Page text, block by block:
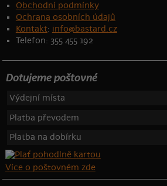
Obchodní podmínky
Ochrana osobních údajů
Kontakt: info@bastard.cz
Telefon: 355 455 192
Dotujeme poštovné
Výdejní místa
Platba převodem
Platba na dobírku
Více o poštovném zde